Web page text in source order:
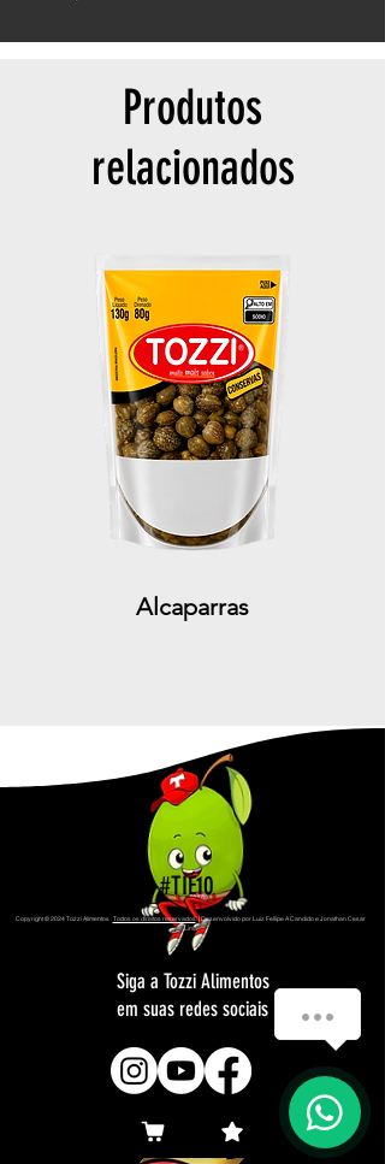
Produtos
relacionados
Alcaparras
Siga a Tozzi Alimentos
em suas redes sociais
#TIÉ10
Copyright © 2024 Tozzi Alimentos Todos os direitos reservados. | Desenvolvido por Luiz Fellipe A Candido e Jonathan Cesar
Lima
Como podemos te ajudar?